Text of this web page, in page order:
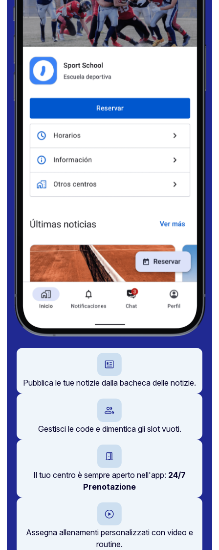
Pubblica le tue notizie dalla bacheca delle notizie.
Gestisci le code e dimentica gli slot vuoti.
Il tuo centro è sempre aperto nell'app: 24/7
Prenotazione
Assegna allenamenti personalizzati con video e
routine.